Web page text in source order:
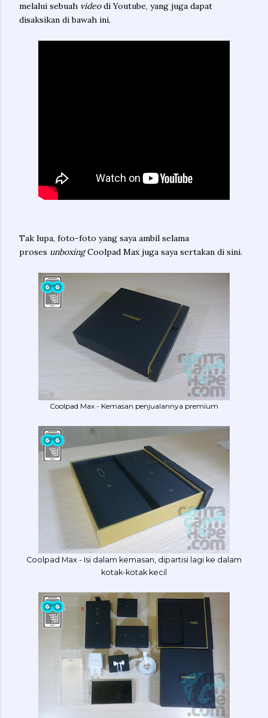
melalui sebuah videodi Youtube, yang juga dapat
disaksikan di bawah ini.
Tak lupa, foto-foto yang saya ambil selama
proses unboxingCoolpad Max juga saya sertakan di sini.
Coolpad Max - Kemasan penjualannya premium
Coolpad Max - Isi dalam kemasan, dipartisi lagi ke dalam
kotak-kotak kecil